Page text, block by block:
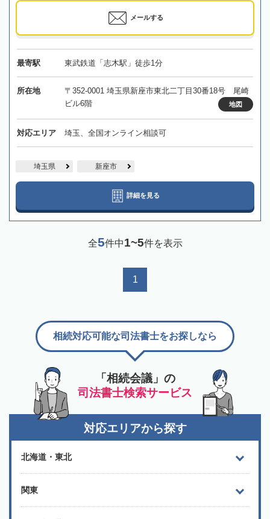
メールする
最寄駅 東武鉄道「志木駅」徒歩1分
所在地
〒352-0001 埼玉県新座市東北二丁目30番18号 尾崎
ビル6階
地図
対応エリア 埼玉、全国オンライン相談可
埼玉県 新座市
詳細を見る
全5件中1~5件を表示
1
「相続会議」の
司法書士検索サービス
相続対応可能な司法書士をお探しなら
対応エリアから探す
北海道・東北
関東